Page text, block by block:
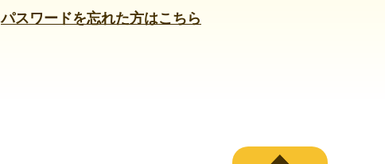
パスワードを忘れた方はこちら